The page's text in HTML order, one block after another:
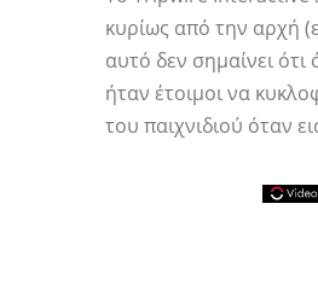
κυρίως από την αρχή
αυτό δεν σημαίνει ότι
ήταν έτοιμοι να
του παιχνιδιού όταν